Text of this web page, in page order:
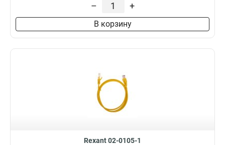
– +
В корзину
Rexant 02-0105-1